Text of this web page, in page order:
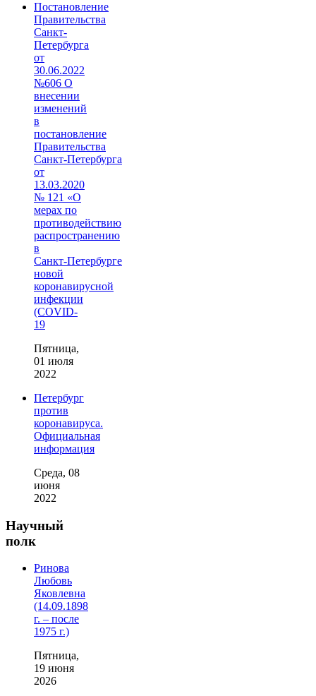
Постановление
Правительства
Санкт-
Петербурга
от
30.06.2022
№606 О
внесении
изменений
в
постановление
Правительства
Санкт‑Петербурга
от
13.03.2020
№ 121 «О
мерах по
противодействию
распространению
в
Санкт‑Петербурге
новой
коронавирусной
инфекции
(COVID-
19
Пятница,
01 июля
2022
Петербург
против
коронавируса.
Официальная
информация
Среда, 08
июня
2022
Научный
полк
Ринова
Любовь
Яковлевна
(14.09.1898
г. – после
1975 г.)
Пятница,
19 июня
2026